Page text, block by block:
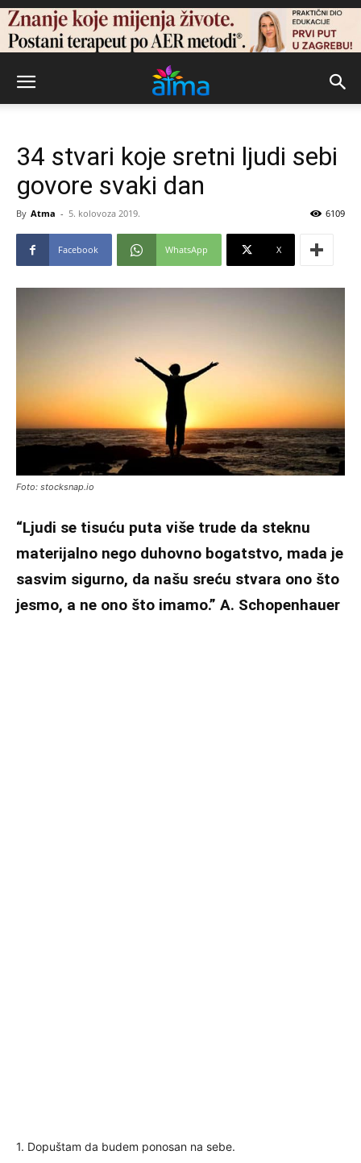
34 stvari koje sretni ljudi sebi
govore svaki dan
By Atma - 5. kolovoza 2019. 6109
Facebook WhatsApp X
Foto: stocksnap.io
“Ljudi se tisuću puta više trude da steknu
materijalno nego duhovno bogatstvo, mada je
sasvim sigurno, da našu sreću stvara ono što
jesmo, a ne ono što imamo.” A. Schopenhauer
1. Dopuštam da budem ponosan na sebe.